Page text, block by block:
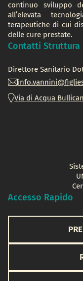
continuo sviluppo
all’elevata
terapeutiche di cui
delle cure prestate.
Contatti Struttura
Direttore Sanitario
Via di Acqua
Accesso Rapido